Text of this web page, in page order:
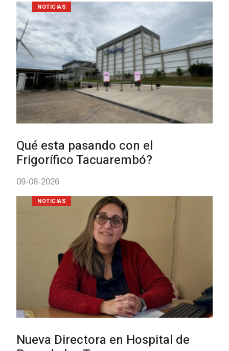
BPS redujo la tasa
todos sus
04-08-2026
Investigación de
Tacuarembó
Brasil una
Villa Ansina
04-08-2026
NOTICIAS